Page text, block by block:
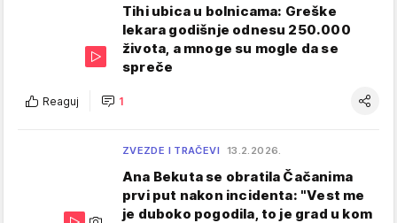
Tihi ubica u bolnicama: Greške
lekara godišnje odnesu 250.000
života, a mnoge su mogle da se
spreče
Reaguj 1
ZVEZDE I TRAČEVI 13.2.2026.
Ana Bekuta se obratila Čačanima
prvi put nakon incidenta: "Vest me
je duboko pogodila, to je grad u kom